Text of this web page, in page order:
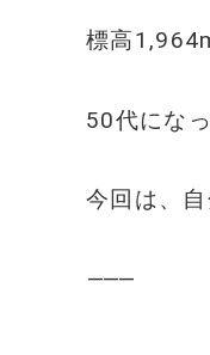
標高
50代にな
今回は、
⸻